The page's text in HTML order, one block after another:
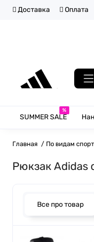
Доставка Оплата
%
SUMMER SALE
Главная По видам
Рюкзак Adidas
Все про товар